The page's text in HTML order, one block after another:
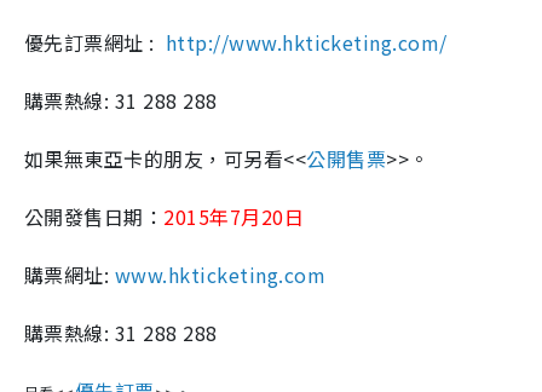
優先訂票網址 : http://www.hkticketing.com/
購票熱線: 31 288 288
如果無東亞卡的朋友，可另看<<公開售票>>。
公開發售日期： 2015年7月20日
購票網址: www.hkticketing.com
購票熱線: 31 288 288